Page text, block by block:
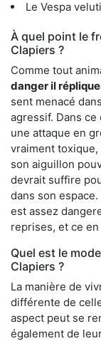
Le Vespa
À quel point le
Clapiers ?
Comme tout
danger il
sent menacé
agressif. Dans ce
une attaque en
vraiment
son aiguillon
devrait suffire
dans son
est assez
reprises, et ce
Quel est le
Clapiers ?
La manière de
différente de
aspect peut se
également de